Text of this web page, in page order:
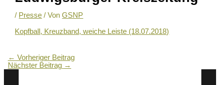
/ Presse / VonGSNP
Kopfball, Kreuzband, weiche Leiste (18.07.2018)
← Vorheriger Beitrag
Nächster Beitrag →